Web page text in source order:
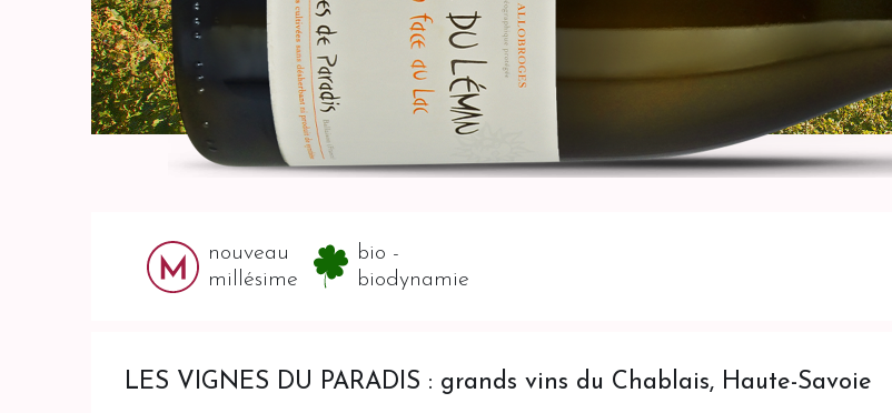
nouveau
millésime
bio -
biodynamie
LES VIGNES DU PARADIS : grands vins du Chablais, Haute-Savoie